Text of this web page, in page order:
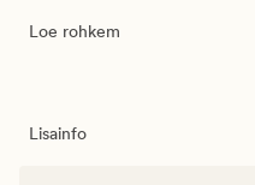
Loe rohkem
Lisainfo